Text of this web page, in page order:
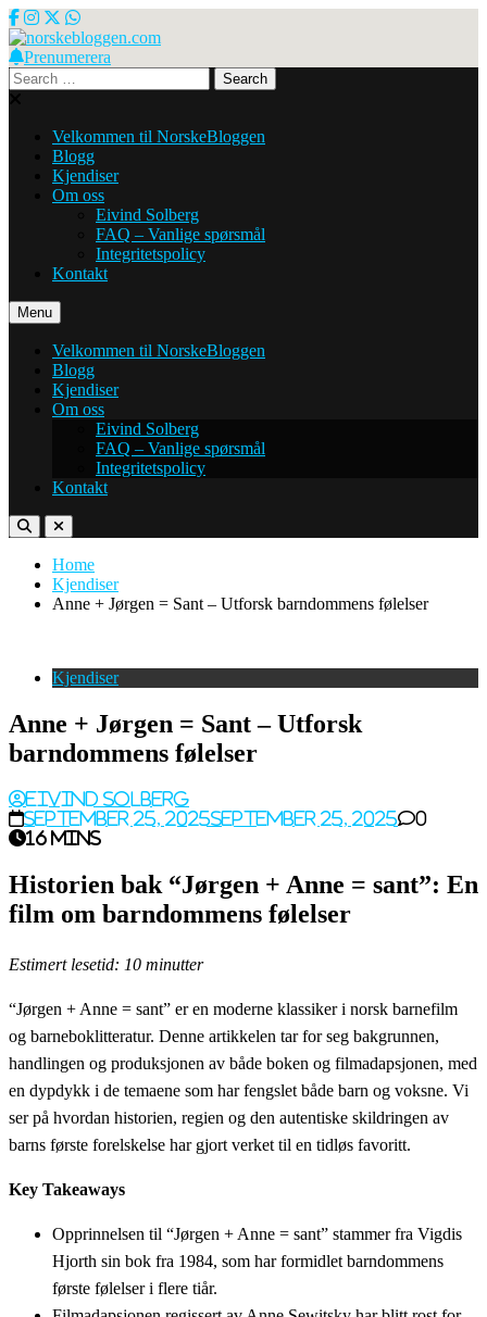
Skip
to
content
norskebloggen.com
Prenumerera
Search
for:
Velkommen til NorskeBloggen
Blogg
Kjendiser
Om oss
Eivind Solberg
FAQ – Vanlige spørsmål
Integritetspolicy
Kontakt
Menu
Velkommen til NorskeBloggen
Blogg
Kjendiser
Om oss
Eivind Solberg
FAQ – Vanlige spørsmål
Integritetspolicy
Kontakt
Home
Kjendiser
Anne + Jørgen = Sant – Utforsk barndommens følelser
Kjendiser
Anne + Jørgen = Sant – Utforsk
barndommens følelser
Eivind Solberg
September 25, 2025September 25, 2025
0
16 mins
Historien bak “Jørgen + Anne = sant”: En
film om barndommens følelser
Estimert lesetid: 10 minutter
“Jørgen + Anne = sant” er en moderne klassiker i norsk barnefilm
og barneboklitteratur. Denne artikkelen tar for seg bakgrunnen,
handlingen og produksjonen av både boken og filmadapsjonen, med
en dypdykk i de temaene som har fengslet både barn og voksne. Vi
ser på hvordan historien, regien og den autentiske skildringen av
barns første forelskelse har gjort verket til en tidløs favoritt.
Key Takeaways
Opprinnelsen til “Jørgen + Anne = sant” stammer fra Vigdis
Hjorth sin bok fra 1984, som har formidlet barndommens
første følelser i flere tiår.